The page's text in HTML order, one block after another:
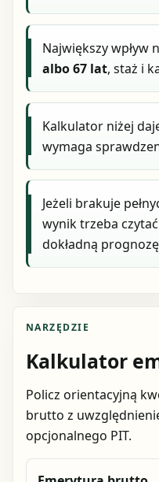
Największy wpływ
albo 67 lat, staż i
Kalkulator niżej
wymaga
Jeżeli brakuje
wynik trzeba
dokładną
NARZĘDZIE
Kalkulator
Policz orientacyjną
brutto z
opcjonalnego PIT.